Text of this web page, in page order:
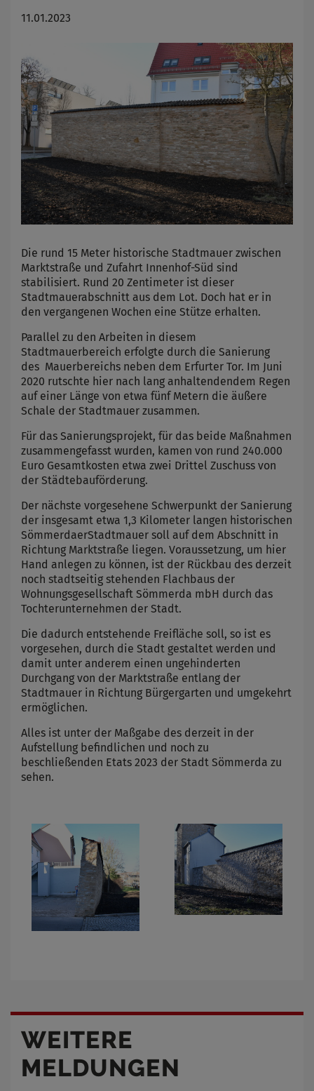
11.01.2023
Die rund 15 Meter historische Stadtmauer zwischen
Marktstraße und Zufahrt Innenhof-Süd sind
stabilisiert. Rund 20 Zentimeter ist dieser
Stadtmauerabschnitt aus dem Lot. Doch hat er in
den vergangenen Wochen eine Stütze erhalten.
Parallel zu den Arbeiten in diesem
Stadtmauerbereich erfolgte durch die Sanierung
des Mauerbereichs neben dem Erfurter Tor. Im Juni
2020 rutschte hier nach lang anhaltendendem Regen
auf einer Länge von etwa fünf Metern die äußere
Schale der Stadtmauer zusammen.
Für das Sanierungsprojekt, für das beide Maßnahmen
zusammengefasst wurden, kamen von rund 240.000
Euro Gesamtkosten etwa zwei Drittel Zuschuss von
der Städtebauförderung.
Der nächste vorgesehene Schwerpunkt der Sanierung
der insgesamt etwa 1,3 Kilometer langen historischen
SömmerdaerStadtmauer soll auf dem Abschnitt in
Richtung Marktstraße liegen. Voraussetzung, um hier
Hand anlegen zu können, ist der Rückbau des derzeit
noch stadtseitig stehenden Flachbaus der
Wohnungsgesellschaft Sömmerda mbH durch das
Tochterunternehmen der Stadt.
Die dadurch entstehende Freifläche soll, so ist es
vorgesehen, durch die Stadt gestaltet werden und
damit unter anderem einen ungehinderten
Durchgang von der Marktstraße entlang der
Stadtmauer in Richtung Bürgergarten und umgekehrt
ermöglichen.
Alles ist unter der Maßgabe des derzeit in der
Aufstellung befindlichen und noch zu
beschließenden Etats 2023 der Stadt Sömmerda zu
sehen.
WEITERE
MELDUNGEN